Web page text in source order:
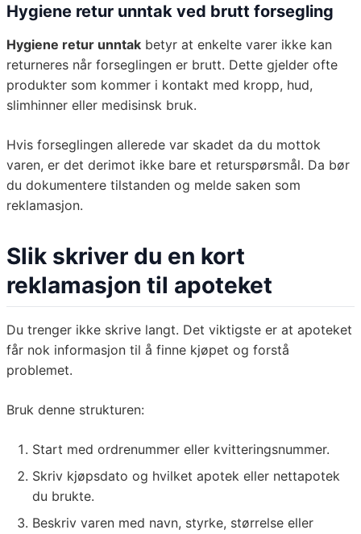
Hygiene retur unntak ved brutt forsegling
Hygiene retur unntak betyr at enkelte varer ikke kan
returneres når forseglingen er brutt. Dette gjelder ofte
produkter som kommer i kontakt med kropp, hud,
slimhinner eller medisinsk bruk.
Hvis forseglingen allerede var skadet da du mottok
varen, er det derimot ikke bare et returspørsmål. Da bør
du dokumentere tilstanden og melde saken som
reklamasjon.
Slik skriver du en kort
reklamasjon til apoteket
Du trenger ikke skrive langt. Det viktigste er at apoteket
får nok informasjon til å finne kjøpet og forstå
problemet.
Bruk denne strukturen:
Start med ordrenummer eller kvitteringsnummer.
Skriv kjøpsdato og hvilket apotek eller nettapotek
du brukte.
Beskriv varen med navn, styrke, størrelse eller